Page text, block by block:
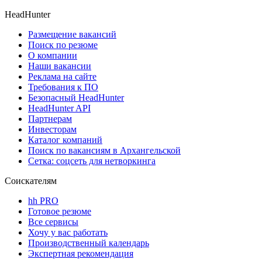
HeadHunter
Размещение вакансий
Поиск по резюме
О компании
Наши вакансии
Реклама на сайте
Требования к ПО
Безопасный HeadHunter
HeadHunter API
Партнерам
Инвесторам
Каталог компаний
Поиск по вакансиям в Архангельской
Сетка: соцсеть для нетворкинга
Соискателям
hh PRO
Готовое резюме
Все сервисы
Хочу у вас работать
Производственный календарь
Экспертная рекомендация